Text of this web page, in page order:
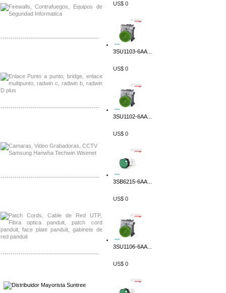
-------------------------------------------------
-------------------------------------------------
-------------------------------------------------
-------------------------------------------------
US$ 0
3SU1103-6AA...
US$ 0
3SU1102-6AA...
US$ 0
3SB6215-6AA...
US$ 0
3SU1106-6AA...
US$ 0